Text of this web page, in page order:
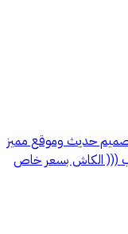
حديث وموقع مميز
((( الكاش بسعر خاص